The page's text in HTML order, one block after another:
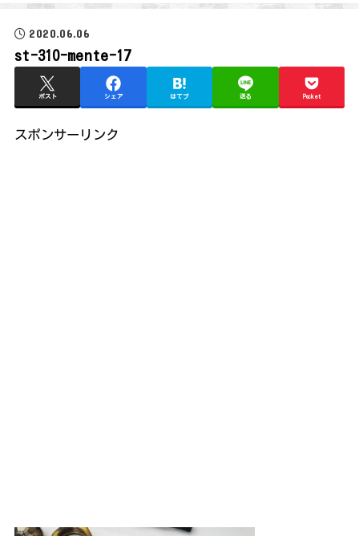
2020.06.06
st-310-mente-17
ポスト シェア はてブ 送る Pocket
スポンサーリンク